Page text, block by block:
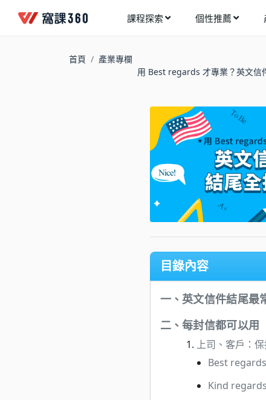
課程探索
手機APP開發
建築室內設計
健康生活
視覺設計
電繪與手繪
網頁設計
辦公室應用
個性推薦
架構師
領航者
溝通者
執行者
生活家
今天想要學什麼?
窩課推薦給您
首頁
產業專欄
用 Best regards 才專業？英文信
目錄內容
一、 英文信件結尾最
二、每封信都可以
上司、客戶：
Best regards
Kind regards